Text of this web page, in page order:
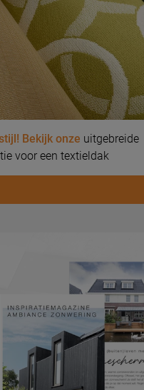
Bekijk onze uitgebreide
voor een textieldak